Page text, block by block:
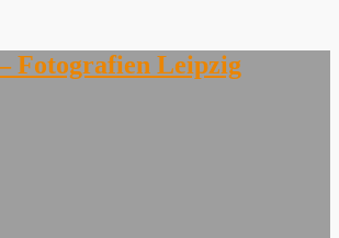
Fotografien Leipzig